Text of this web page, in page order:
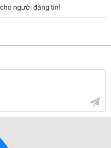
người đăng tin!